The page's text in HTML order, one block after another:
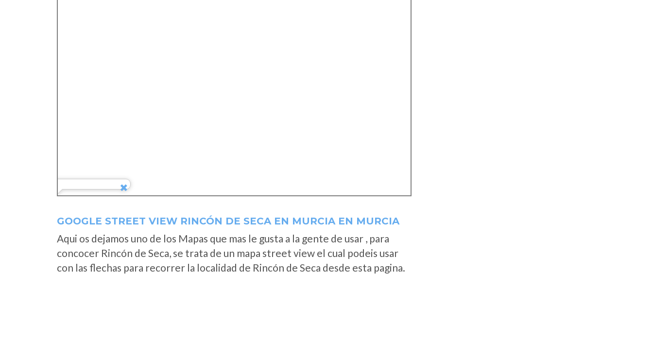
GOOGLE STREET VIEW RINCÓN DE SECA EN MURCIA EN MURCIA
Aqui os dejamos uno de los Mapas que mas le gusta a la gente de usar , para
concocer Rincón de Seca, se trata de un mapa street view el cual podeis usar
con las flechas para recorrer la localidad de Rincón de Seca desde esta pagina.